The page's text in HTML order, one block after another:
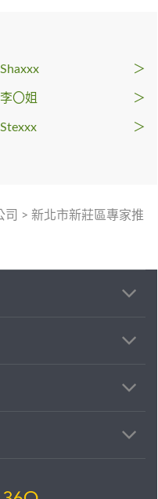
Shaxxx ＞
李〇姐 ＞
Stexxx ＞
司 > 新北市新莊區專家推